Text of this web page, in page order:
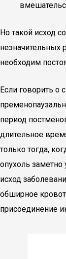
Но такой исход
незначительных
необходим
Если говорить о
период
длительное
только тогда,
опухоль заметно
исход
обширное
присоединение